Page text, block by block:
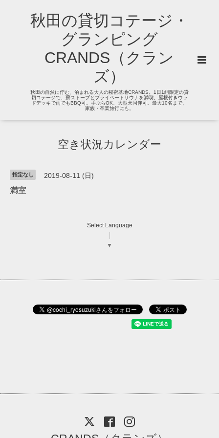
秋田の貸切コテージ・
グランピング
CRANDS（クラン
ズ）
秋田の自然に佇む、泊まれる大人の秘密基地CRANDS。1日1組限定の貸
切コテージで、薪ストーブとプライベートサウナを満喫。屋根付きウッ
ドデッキで雨でもBBQ可。手ぶらOK、大型犬同伴可。最大10名まで、
家族・卒業旅行にも。
空き状況カレンダー
指定なし 2019-08-11 (日)
満室
Select Language
▼